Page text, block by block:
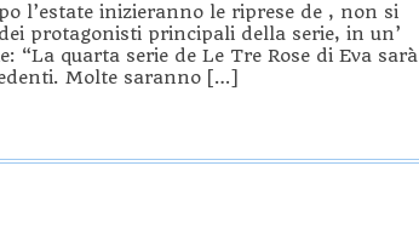
l’estate inizieranno le riprese de , non si
protagonisti principali della serie, in un’
“La quarta serie de Le Tre Rose di Eva sarà
Molte saranno […]